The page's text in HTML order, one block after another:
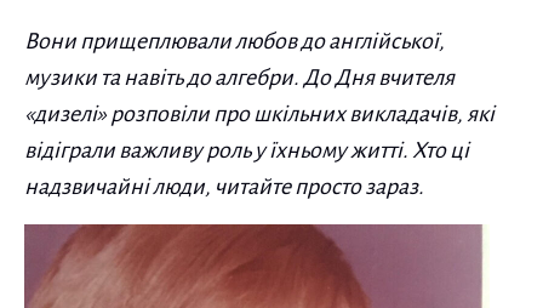
Вони прищеплювали любов до англійської,
музики та навіть до алгебри. До Дня вчителя
«дизелі» розповіли про шкільних викладачів, які
відіграли важливу роль у їхньому житті. Хто ці
надзвичайні люди, читайте просто зараз.